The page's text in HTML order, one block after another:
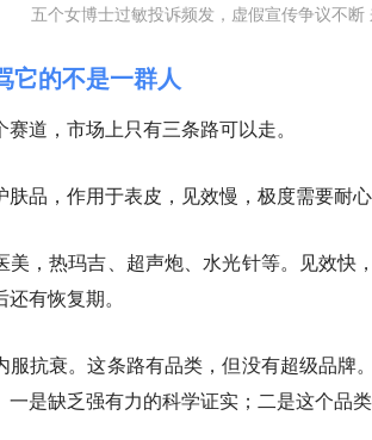
五个女博士过敏投诉频发，虚假宣传争议不
它的不是一群人
道，市场上只有三条路可以走。
品，作用于表皮，见效慢，极度需要耐心
美，热玛吉、超声炮、水光针等。见效快
有恢复期。
服抗衰。这条路有品类，但没有超级品牌
一是缺乏强有力的科学证实；二是这个品类